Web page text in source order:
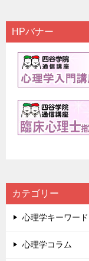
HPバナー
カテゴリー
心理学キーワード
心理学コラム